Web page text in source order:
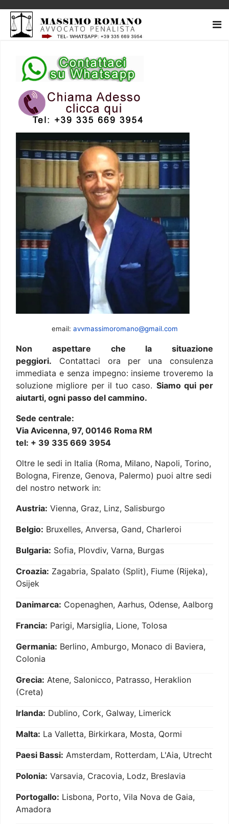
email: avvmassimoromano@gmail.com
Non aspettare che la situazione
peggiori. Contattaci ora per una consulenza
immediata e senza impegno: insieme troveremo la
soluzione migliore per il tuo caso. Siamo qui per
aiutarti, ogni passo del cammino.
Sede centrale:
Via Avicenna, 97, 00146 Roma RM
tel: + 39 335 669 3954
Oltre le sedi in Italia (Roma, Milano, Napoli, Torino,
Bologna, Firenze, Genova, Palermo) puoi altre sedi
del nostro network in:
Austria: Vienna, Graz, Linz, Salisburgo
Belgio: Bruxelles, Anversa, Gand, Charleroi
Bulgaria: Sofia, Plovdiv, Varna, Burgas
Croazia: Zagabria, Spalato (Split), Fiume (Rijeka),
Osijek
Danimarca: Copenaghen, Aarhus, Odense, Aalborg
Francia: Parigi, Marsiglia, Lione, Tolosa
Germania: Berlino, Amburgo, Monaco di Baviera,
Colonia
Grecia: Atene, Salonicco, Patrasso, Heraklion
(Creta)
Irlanda: Dublino, Cork, Galway, Limerick
Malta: La Valletta, Birkirkara, Mosta, Qormi
Paesi Bassi: Amsterdam, Rotterdam, L'Aia, Utrecht
Polonia: Varsavia, Cracovia, Lodz, Breslavia
Portogallo: Lisbona, Porto, Vila Nova de Gaia,
Amadora